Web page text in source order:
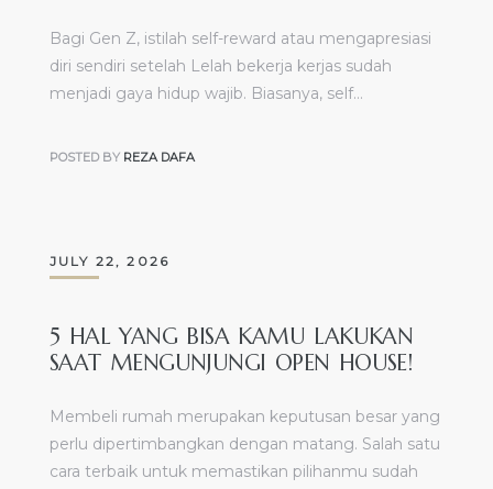
Bagi Gen Z, istilah self-reward atau mengapresiasi
diri sendiri setelah Lelah bekerja kerjas sudah
menjadi gaya hidup wajib. Biasanya, self…
POSTED BY REZA DAFA
JULY 22, 2026
5 HAL YANG BISA KAMU LAKUKAN
SAAT MENGUNJUNGI OPEN HOUSE!
Membeli rumah merupakan keputusan besar yang
perlu dipertimbangkan dengan matang. Salah satu
cara terbaik untuk memastikan pilihanmu sudah